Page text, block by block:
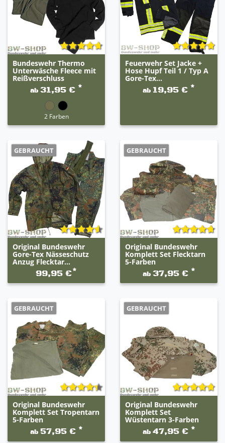
Bundeswehr Thermo
Unterwäsche Fleece mit
Reißverschluss
ab 31,95 € *
2 Farben
Feuerwehr Set Jacke +
Hose Hupf Teil 1 / Typ A
Gore-Tex...
ab 19,95 € *
GEBRAUCHT
Original Bundeswehr
Gore-Tex Nässeschutz
Anzug Flecktar...
99,95 €*
GEBRAUCHT
Original Bundeswehr
Komplett Set Flecktarn
5-Farben
ab 37,95 € *
GEBRAUCHT
Original Bundeswehr
Komplett Set Tropentarn
5-Farben
ab 57,95 € *
GEBRAUCHT
Original Bundeswehr
Komplett Set
Wüstentarn 3-Farben
ab 47,95 € *